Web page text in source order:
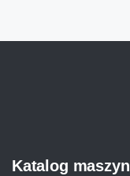
Katalog maszyn